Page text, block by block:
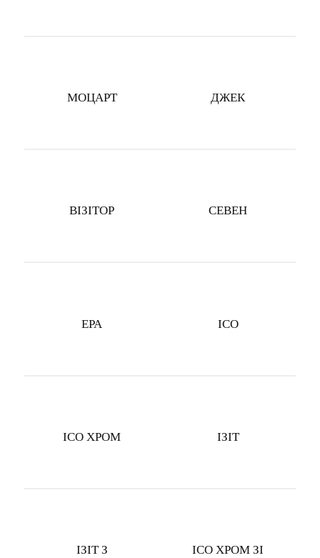
МОЦАРТ ДЖЕК
ВIЗIТОР СЕВЕН
ЕРА IСО
ІСО ХРОМ IЗIТ
ІЗІТ З
ІСО ХРОМ ЗІ